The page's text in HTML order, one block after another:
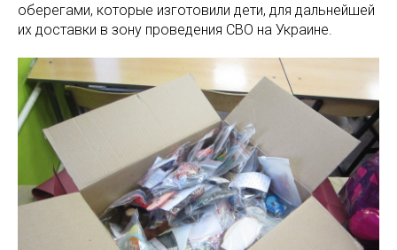
оберегами, которые изготовили дети, для дальнейшей
их доставки в зону проведения СВО на Украине.